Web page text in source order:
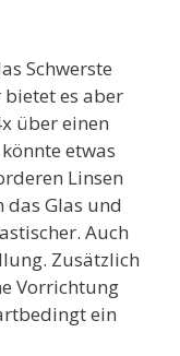
Schwerste
es aber
über einen
etwas
Linsen
das Glas und
Auch
Zusätzlich
Vorrichtung
ein